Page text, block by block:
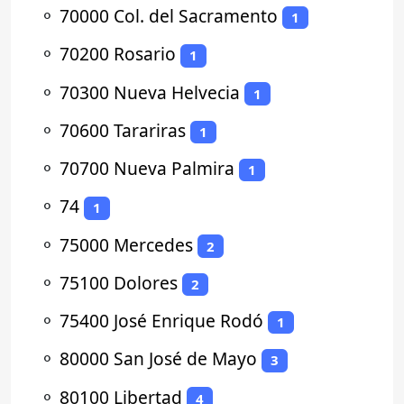
⚬ 70000 Col. del Sacramento 1
⚬ 70200 Rosario 1
⚬ 70300 Nueva Helvecia 1
⚬ 70600 Tarariras 1
⚬ 70700 Nueva Palmira 1
⚬ 74 1
⚬ 75000 Mercedes 2
⚬ 75100 Dolores 2
⚬ 75400 José Enrique Rodó 1
⚬ 80000 San José de Mayo 3
⚬ 80100 Libertad 4